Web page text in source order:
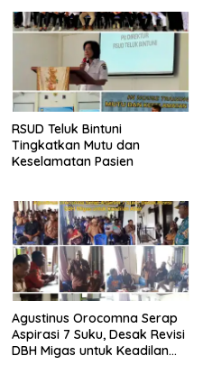
RSUD Teluk Bintuni
Tingkatkan Mutu dan
Keselamatan Pasien
Agustinus Orocomna Serap
Aspirasi 7 Suku, Desak Revisi
DBH Migas untuk Keadilan